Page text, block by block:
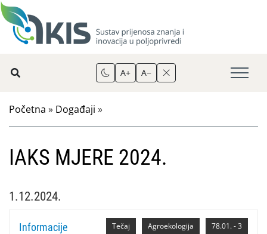
A+ A−
Početna » Događaji »
IAKS MJERE 2024.
1.12.2024.
78.01. - 3
Agroekologija
Tečaj
Informacije